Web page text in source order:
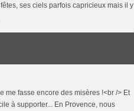
ses ciels parfois capricieux mais il y
me fasse encore des misères !<br /> Et
à supporter... En Provence, nous